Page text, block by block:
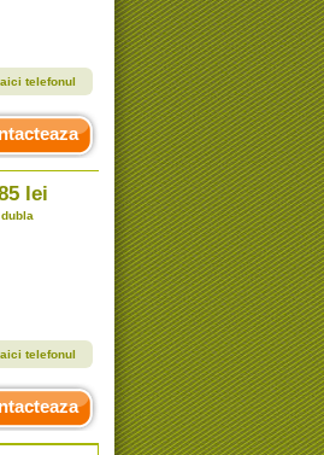
telefonul
lei
telefonul